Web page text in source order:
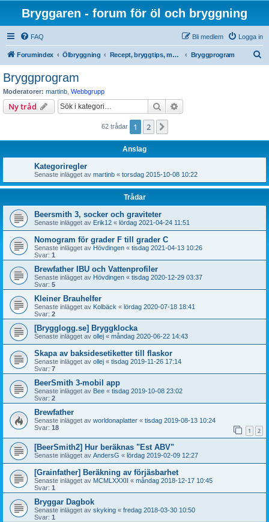
Bryggaren - forum för öl och bryggning
FAQ Logga in
Bli medlem
Forumindex Ölbryggning Recept, bryggtips, metoder, litteratur, ingredienser och teorier Bryggprogram
Bryggprogram
Moderatorer: martinb Webbgrupp
Ny tråd Sök
62 trådar 1 2
Anslag
Kategoriregler
Senaste inlägget av martinb « torsdag 2015-10-08 10:22
Trådar
Beersmith 3, socker och graviteter
Senaste inlägget av Erik12 « lördag 2021-04-24 11:51
Nomogram för grader F till grader C
Senaste inlägget av Hövdingen « tisdag 2021-04-13 10:26
Svar: 1
Brewfather IBU och Vattenprofiler
Senaste inlägget av Hövdingen « tisdag 2020-12-29 03:37
Svar: 5
Kleiner Brauhelfer
Senaste inlägget av Kolbäck « lördag 2020-07-18 18:41
Svar: 2
[Brygglogg.se] Bryggklocka
Senaste inlägget av ollej « måndag 2020-06-22 14:43
Skapa av baksidesetiketter till flaskor
Senaste inlägget av ollej « tisdag 2019-11-26 17:14
Svar: 7
BeerSmith 3-mobil app
Senaste inlägget av Bee « tisdag 2019-10-08 23:02
Svar: 2
Brewfather
Senaste inlägget av worldonaplatter « tisdag 2019-08-13 10:24
Svar: 18 1 2
[BeerSmith2] Hur beräknas "Est ABV"
Senaste inlägget av AndersG « lördag 2019-02-09 12:27
[Grainfather] Beräkning av förjäsbarhet
Senaste inlägget av MCMLXXXII « måndag 2018-12-17 10:45
Svar: 1
Bryggar Dagbok
Senaste inlägget av skyking « fredag 2018-03-30 10:50
Svar: 1